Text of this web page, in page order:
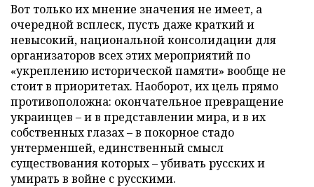
Вот только их мнение значения не имеет, а
очередной всплеск, пусть даже краткий и
невысокий, национальной консолидации для
организаторов всех этих мероприятий по
«укреплению исторической памяти» вообще не
стоит в приоритетах. Наоборот, их цель прямо
противоположна: окончательное превращение
украинцев – и в представлении мира, и в их
собственных глазах – в покорное стадо
унтерменшей, единственный смысл
существования которых – убивать русских и
умирать в войне с русскими.